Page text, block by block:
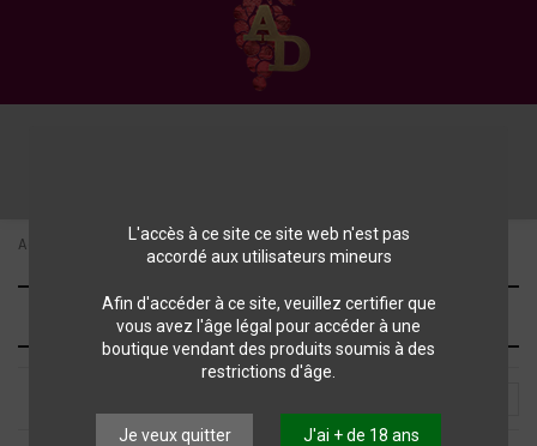
L'accès à ce site ce site web n'est pas
accordé aux utilisateurs mineurs
Afin d'accéder à ce site, veuillez certifier que
vous avez l'âge légal pour accéder à une
boutique vendant des produits soumis à des
restrictions d'âge.
Je veux quitter J'ai + de 18 ans
Accueil Marques Ogier Caves des Papes
Liste des produits par marque Ogier
Caves des Papes